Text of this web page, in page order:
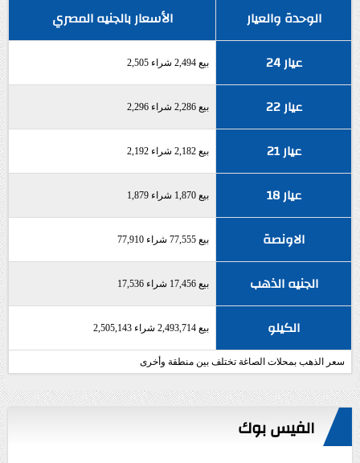
الوحدة والعيار
الأسعار بالجنيه المصري
عيار 24
بيع 2,494 شراء 2,505
عيار 22 بيع 2,286 شراء 2,296
عيار 21 بيع 2,182 شراء 2,192
عيار 18 بيع 1,870 شراء 1,879
الاونصة بيع 77,555 شراء 77,910
الجنيه الذهب بيع 17,456 شراء 17,536
الكيلو بيع 2,493,714 شراء 2,505,143
سعر الذهب بمحلات الصاغة تختلف بين منطقة وأخرى
الفيس بوك